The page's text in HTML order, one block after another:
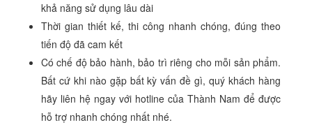
khả năng sử dụng lâu dài
Thời gian thiết kế, thi công nhanh chóng, đúng theo
tiến độ đã cam kết
Có chế độ bảo hành, bảo trì riêng cho mỗi sản phẩm.
Bất cứ khi nào gặp bất kỳ vấn đề gì, quý khách hàng
hãy liên hệ ngay với hotline của Thành Nam để được
hỗ trợ nhanh chóng nhất nhé.